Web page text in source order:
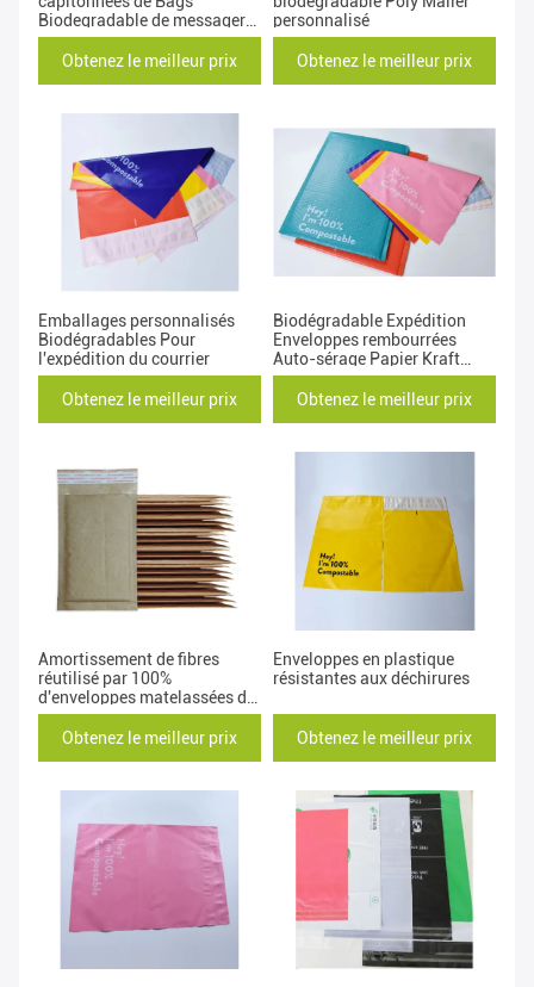
Biodegradable de messager
auto-adhésif poly
Obtenez le meilleur prix
personnalisé
Obtenez le meilleur prix
Emballages personnalisés
Biodégradables Pour
l'expédition du courrier
Obtenez le meilleur prix
Biodégradable Expédition
Enveloppes rembourrées
Auto-sérage Papier Kraft
Compostable Poly Mailer
Obtenez le meilleur prix
Amortissement de fibres
réutilisé par 100%
d'enveloppes matelassées de
papier de nid d'abeilles
d'OEM protégé
Obtenez le meilleur prix
Enveloppes en plastique
résistantes aux déchirures
Obtenez le meilleur prix